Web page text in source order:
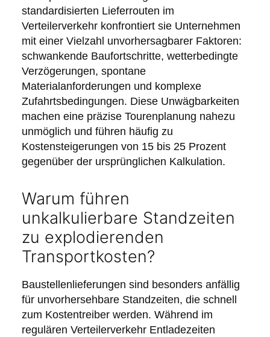
standardisierten Lieferrouten im
Verteilerverkehr konfrontiert sie Unternehmen
mit einer Vielzahl unvorhersagbarer Faktoren:
schwankende Baufortschritte, wetterbedingte
Verzögerungen, spontane
Materialanforderungen und komplexe
Zufahrtsbedingungen. Diese Unwägbarkeiten
machen eine präzise Tourenplanung nahezu
unmöglich und führen häufig zu
Kostensteigerungen von 15 bis 25 Prozent
gegenüber der ursprünglichen Kalkulation.
Warum führen
unkalkulierbare Standzeiten
zu explodierenden
Transportkosten?
Baustellenlieferungen sind besonders anfällig
für unvorhersehbare Standzeiten, die schnell
zum Kostentreiber werden. Während im
regulären Verteilerverkehr Entladezeiten